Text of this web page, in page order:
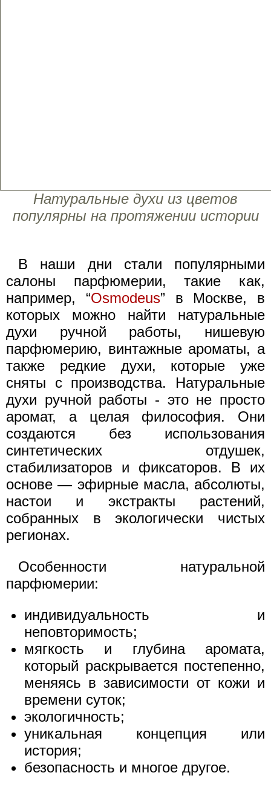
Натуральные духи из цветов
популярны на протяжении истории
В наши дни стали популярными
салоны парфюмерии, такие как,
например, “Osmodeus” в Москве, в
которых можно найти натуральные
духи ручной работы, нишевую
парфюмерию, винтажные ароматы, а
также редкие духи, которые уже
сняты с производства. Натуральные
духи ручной работы - это не просто
аромат, а целая философия. Они
создаются без использования
синтетических отдушек,
стабилизаторов и фиксаторов. В их
основе — эфирные масла, абсолюты,
настои и экстракты растений,
собранных в экологически чистых
регионах.
Особенности натуральной
парфюмерии:
индивидуальность и
неповторимость;
мягкость и глубина аромата,
который раскрывается постепенно,
меняясь в зависимости от кожи и
времени суток;
экологичность;
уникальная концепция или
история;
безопасность и многое другое.